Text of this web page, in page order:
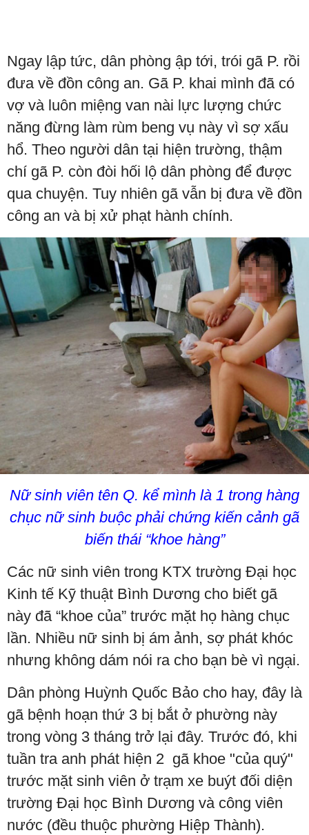
Ngay lập tức, dân phòng ập tới, trói gã P. rồi
đưa về đồn công an. Gã P. khai mình đã có
vợ và luôn miệng van nài lực lượng chức
năng đừng làm rùm beng vụ này vì sợ xấu
hổ. Theo người dân tại hiện trường, thậm
chí gã P. còn đòi hối lộ dân phòng để được
qua chuyện. Tuy nhiên gã vẫn bị đưa về đồn
công an và bị xử phạt hành chính.
Nữ sinh viên tên Q. kể mình là 1 trong hàng
chục nữ sinh buộc phải chứng kiến cảnh gã
biến thái “khoe hàng”
Các nữ sinh viên trong KTX trường Đại học
Kinh tế Kỹ thuật Bình Dương cho biết gã
này đã “khoe của” trước mặt họ hàng chục
lần. Nhiều nữ sinh bị ám ảnh, sợ phát khóc
nhưng không dám nói ra cho bạn bè vì ngại.
Dân phòng Huỳnh Quốc Bảo cho hay, đây là
gã bệnh hoạn thứ 3 bị bắt ở phường này
trong vòng 3 tháng trở lại đây. Trước đó, khi
tuần tra anh phát hiện 2 gã khoe "của quý"
trước mặt sinh viên ở trạm xe buýt đối diện
trường Đại học Bình Dương và công viên
nước (đều thuộc phường Hiệp Thành).